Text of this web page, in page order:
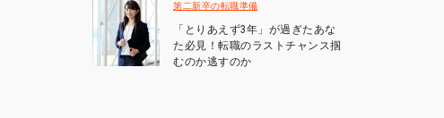
第二新卒の転職準備
「とりあえず3年」が過ぎたあな
た必見！転職のラストチャンス掴
むのか逃すのか